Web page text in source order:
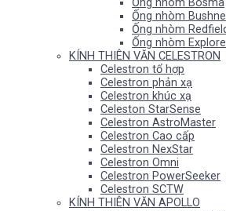
Ống nhòm Bosma
Ống nhòm
Ống nhòm
Ống nhòm
KÍNH THIÊN VĂN CELESTRON
Celestron tổ hợp
Celestron phản xạ
Celestron khúc xạ
Celeston StarSense
Celestron AstroMaster
Celestron Cao cấp
Celestron NexStar
Celestron Omni
Celestron PowerSeeker
Celestron SCTW
KÍNH THIÊN VĂN APOLLO